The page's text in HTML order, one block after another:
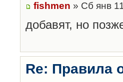
fishmen » Сб янв
добавят, но
Re: Правила